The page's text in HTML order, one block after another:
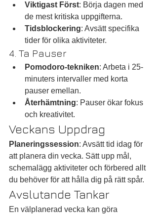
Viktigast Först: Börja dagen med
de mest kritiska uppgifterna.
Tidsblockering: Avsätt specifika
tider för olika aktiviteter.
4. Ta Pauser
Pomodoro-tekniken: Arbeta i 25-
minuters intervaller med korta
pauser emellan.
Återhämtning: Pauser ökar fokus
och kreativitet.
Veckans Uppdrag
Planeringssession: Avsätt tid idag för
att planera din vecka. Sätt upp mål,
schemalägg aktiviteter och förbered allt
du behöver för att hålla dig på rätt spår.
Avslutande Tankar
En välplanerad vecka kan göra